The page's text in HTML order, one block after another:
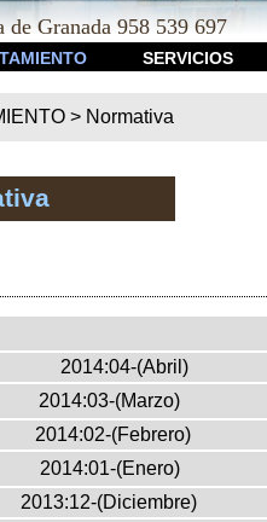
Granada 958 539 697
SERVICIOS
> Normativa
2014:04-(Abril)
2014:03-(Marzo)
2014:02-(Febrero)
2014:01-(Enero)
2013:12-(Diciembre)